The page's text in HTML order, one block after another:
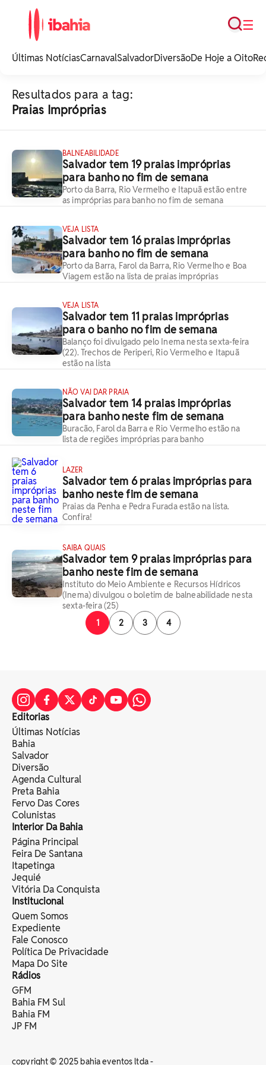
noticias e
☰
Busca
Últimas NotíciasCarnavalSalvadorDiversãoDe Hoje a Oito
Resultados para a tag:
Praias Impróprias
BALNEABILIDADE
Salvador tem 19 praias impróprias
para banho no fim de semana
Porto da Barra, Rio Vermelho e Itapuã estão entre
as impróprias para banho no fim de semana
VEJA LISTA
Salvador tem 16 praias impróprias
para banho no fim de semana
Porto da Barra, Farol da Barra, Rio Vermelho e Boa
Viagem estão na lista de praias impróprias
VEJA LISTA
Salvador tem 11 praias impróprias
para o banho no fim de semana
Balanço foi divulgado pelo Inema nesta sexta-feira
(22). Trechos de Periperi, Rio Vermelho e Itapuã
estão na lista
NÃO VAI DAR PRAIA
Salvador tem 14 praias impróprias
para banho neste fim de semana
Buracão, Farol da Barra e Rio Vermelho estão na
lista de regiões impróprias para banho
LAZER
Salvador tem 6 praias impróprias para
banho neste fim de semana
Praias da Penha e Pedra Furada estão na lista.
Confira!
SAIBA QUAIS
Salvador tem 9 praias impróprias para
banho neste fim de semana
Instituto do Meio Ambiente e Recursos Hídricos
(Inema) divulgou o boletim de balneabilidade nesta
sexta-feira (25)
1
2 3 4
Editorias
Últimas Notícias
Bahia
Salvador
Diversão
Agenda Cultural
Preta Bahia
Fervo Das Cores
Colunistas
Interior Da Bahia
Página Principal
Feira De Santana
Itapetinga
Jequié
Vitória Da Conquista
Institucional
Quem Somos
Expediente
Fale Conosco
Política De Privacidade
Mapa Do Site
Rádios
GFM
Bahia FM Sul
Bahia FM
JP FM
copyright © 2025 bahia eventos ltda -